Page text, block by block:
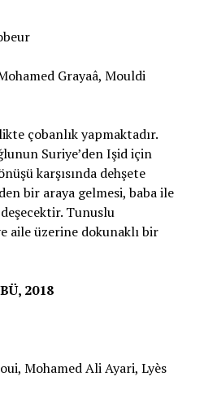
Grayaâ, Mouldi
çobanlık yapmaktadır.
Suriye’den Işid için
karşısında dehşete
bir araya gelmesi, baba ile
Tunuslu
aile üzerine dokunaklı bir
2018
Mohamed Ali Ayari, Lyès